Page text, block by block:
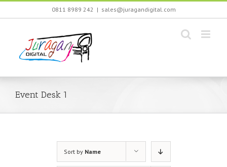
Skip
0811 8989 242 | sales@juragandigital.com
Event Desk 1
Sort by Name